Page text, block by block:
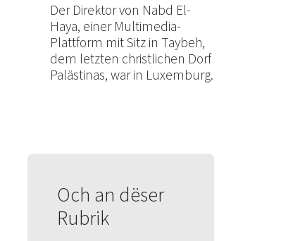
Der Direktor von Nabd El-
Haya, einer Multimedia-
Plattform mit Sitz in Taybeh,
dem letzten christlichen Dorf
Palästinas, war in Luxemburg.
Och an dëser
Rubrik